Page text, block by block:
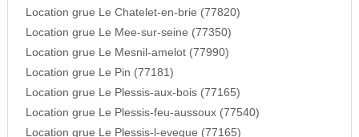
Location grue Le Chatelet-en-brie (77820)
Location grue Le Mee-sur-seine (77350)
Location grue Le Mesnil-amelot (77990)
Location grue Le Pin (77181)
Location grue Le Plessis-aux-bois (77165)
Location grue Le Plessis-feu-aussoux (77540)
Location grue Le Plessis-l-eveque (77165)